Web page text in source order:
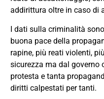
addirittura oltre in caso di
I dati sulla criminalità
buona pace della
rapine, più reati violenti,
sicurezza ma dal governo
protesta e tanta
diritti calpestati per tanti.